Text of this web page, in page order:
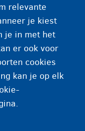
relevante
je kiest
je in met het
er ook voor
cookies
kan je op elk